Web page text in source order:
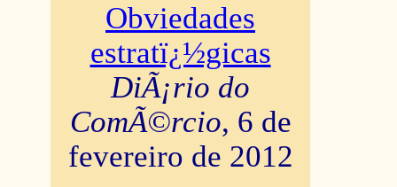
Obviedades
estratï¿½gicas
DiÃ¡rio do
ComÃ©rcio, 6 de
fevereiro de 2012